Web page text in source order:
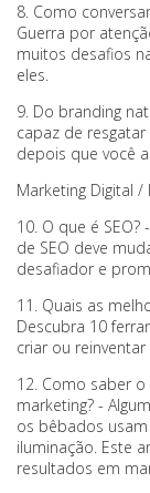
8. Como
Guerra por
muitos desafios
eles.
9. Do branding
capaz de
depois que você
Marketing Digital
10. O que é
de SEO deve
desafiador e
11. Quais as
Descubra 10
criar ou
12. Como saber
marketing? -
os bêbados
iluminação. Este
resultados em